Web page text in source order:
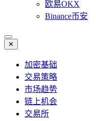
欧易OKX
Binance币安
✕
加密基础
交易策略
市场趋势
链上机会
交易所